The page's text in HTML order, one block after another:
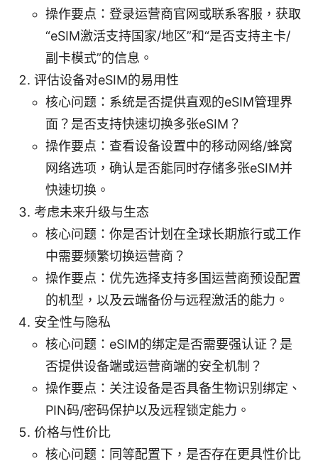
操作要点：登录运营商官网或联系客服，获取
“eSIM激活支持国家/地区”和“是否支持主卡/
副卡模式”的信息。
评估设备对eSIM的易用性
核心问题：系统是否提供直观的eSIM管理界
面？是否支持快速切换多张eSIM？
操作要点：查看设备设置中的移动网络/蜂窝
网络选项，确认是否能同时存储多张eSIM并
快速切换。
考虑未来升级与生态
核心问题：你是否计划在全球长期旅行或工作
中需要频繁切换运营商？
操作要点：优先选择支持多国运营商预设配置
的机型，以及云端备份与远程激活的能力。
安全性与隐私
核心问题：eSIM的绑定是否需要强认证？是
否提供设备端或运营商端的安全机制？
操作要点：关注设备是否具备生物识别绑定、
PIN码/密码保护以及远程锁定能力。
价格与性价比
核心问题：同等配置下，是否存在更具性价比